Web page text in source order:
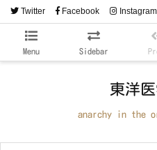
Menu Sidebar
Twitter Facebook Instagram
RSS
東洋
anarchy in the